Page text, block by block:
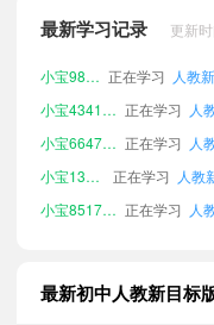
最新学习记录 更新
小宝917907 正在学习
小宝980848 正在学习
小宝434159 正在学习
小宝664743 正在学习
小宝136624
正在学习
小宝851746 正在学习
小宝806988
正在学习
最新初中人教新目标